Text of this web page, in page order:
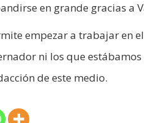
en grande gracias a
empezar a trabajar en
ni los que
de este medio.